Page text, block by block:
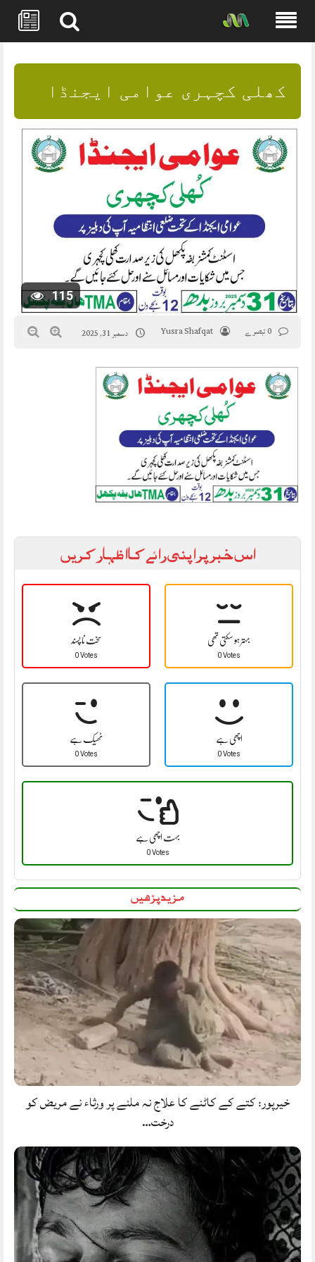
content
کھلی کچہری عوامی ایجنڈا
115
Yusra Shafqat دسمبر 31, 2025
اس خبر پر اپنی رائے کا اظہار کریں
سخت نا پسند
0 Votes
بہتر ہو سکتی تھی
0 Votes
ٹھیک ہے
0 Votes
اچھی ہے
0 Votes
بہت اچھی ہے
0 Votes
مزید پڑھیں
خیرپور: کتے کے کاٹنے کا علاج نہ ملنے پر ورثاء نے مریض کو
درخت…